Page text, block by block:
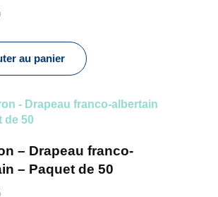
au panier
– Drapeau franco-
– Paquet de 50